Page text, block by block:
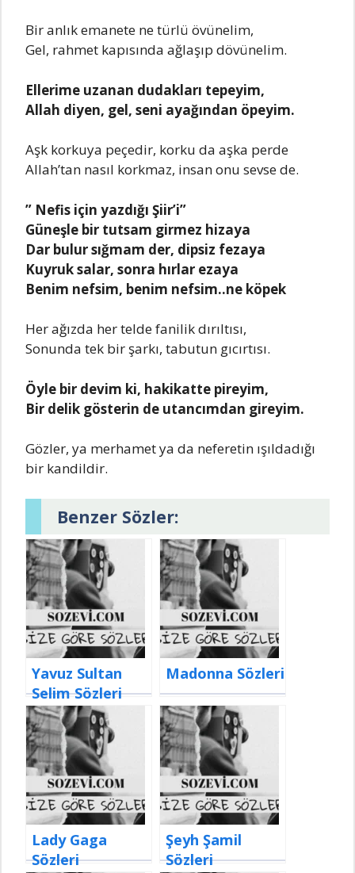
Bir anlık emanete ne türlü övünelim,
Gel, rahmet kapısında ağlaşıp dövünelim.
Ellerime uzanan dudakları tepeyim,
Allah diyen, gel, seni ayağından öpeyim.
Aşk korkuya peçedir, korku da aşka perde
Allah’tan nasıl korkmaz, insan onu sevse de.
” Nefis için yazdığı Şiir’i”
Güneşle bir tutsam girmez hizaya
Dar bulur sığmam der, dipsiz fezaya
Kuyruk salar, sonra hırlar ezaya
Benim nefsim, benim nefsim..ne köpek
Her ağızda her telde fanilik dırıltısı,
Sonunda tek bir şarkı, tabutun gıcırtısı.
Öyle bir devim ki, hakikatte pireyim,
Bir delik gösterin de utancımdan gireyim.
Gözler, ya merhamet ya da neferetin ışıldadığı
bir kandildir.
Benzer Sözler:
Yavuz Sultan
Selim Sözleri
Madonna Sözleri
Lady Gaga
Sözleri
Şeyh Şamil
Sözleri